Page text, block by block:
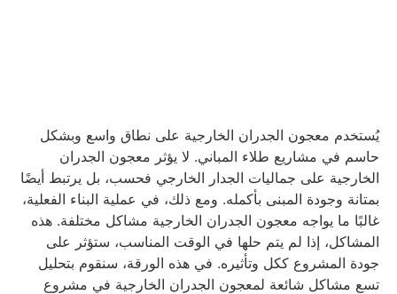
معجون الجدران الخارجية على نطاق واسع وبشكل
في مشاريع طلاء المباني. لا يؤثر معجون الجدران
على جماليات الجدار الخارجي فحسب، بل يرتبط أيضًا
وجودة المبنى بأكمله. ومع ذلك، في عملية البناء الفعلية،
ما يواجه معجون الجدران الخارجية مشاكل مختلفة. هذه
إذا لم يتم حلها في الوقت المناسب، ستؤثر على
المشروع ككل وتأثيره. في هذه الورقة، سنقوم بتحليل
مشاكل شائعة لمعجون الجدران الخارجية في مشروع